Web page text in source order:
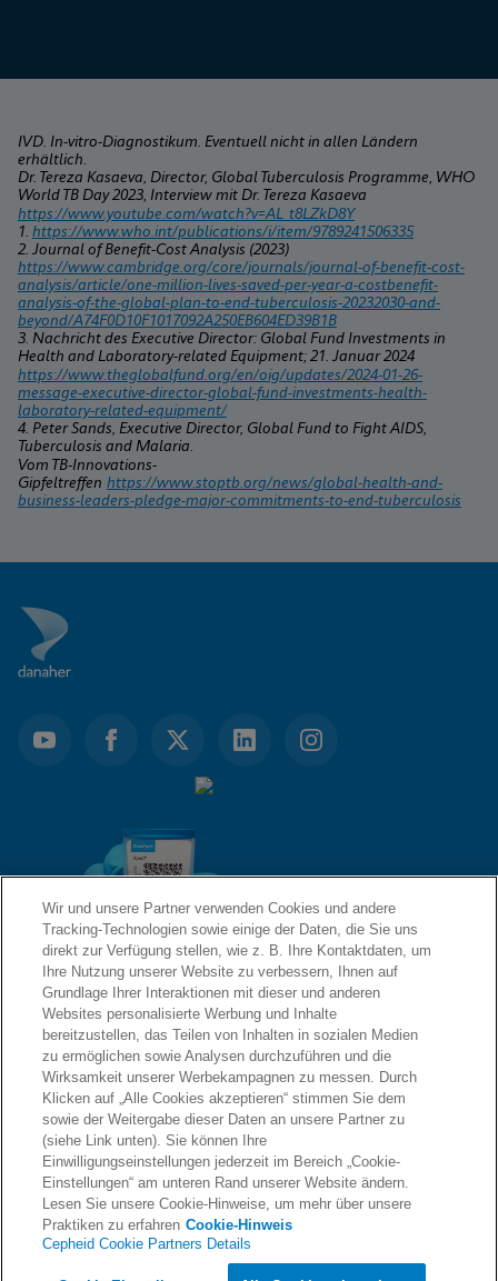
IVD. In-vitro-Diagnostikum. Eventuell nicht in allen Ländern
erhältlich.
Dr. Tereza Kasaeva, Director, Global Tuberculosis Programme, WHO
World TB Day 2023, Interview mit Dr. Tereza Kasaeva
https://www.youtube.com/watch?v=AL_t8LZkD8Y
1. https://www.who.int/publications/i/item/9789241506335
https://www.cambridge.org/core/journals/journal-of-benefit-cost-
analysis/article/one-million-lives-saved-per-year-a-costbenefit-
analysis-of-the-global-plan-to-end-tuberculosis-20232030-and-
beyond/A74F0D10F1017092A250EB604ED39B1B
3. Nachricht des Executive Director: Global Fund Investments in
Health and Laboratory-related Equipment; 21. Januar 2024
https://www.theglobalfund.org/en/oig/updates/2024-01-26-
message-executive-director-global-fund-investments-health-
laboratory-related-equipment/
4. Peter Sands, Executive Director, Global Fund to Fight AIDS,
Tuberculosis and Malaria.
Vom TB-Innovations-
Gipfeltreffen https://www.stoptb.org/news/global-health-and-
business-leaders-pledge-major-commitments-to-end-tuberculosis
QUICK LINKS
Über uns
Karriere
Kontaktaufnahme
RECHTSWESEN
Datenschutz
ÜBEREINSTIMMUNG
Wir und unsere Partner verwenden Cookies und andere
Tracking-Technologien sowie einige der Daten, die Sie uns
direkt zur Verfügung stellen, wie z. B. Ihre Kontaktdaten, um
Ihre Nutzung unserer Website zu verbessern, Ihnen auf
Grundlage Ihrer Interaktionen mit dieser und anderen
Websites personalisierte Werbung und Inhalte
bereitzustellen, das Teilen von Inhalten in sozialen Medien
zu ermöglichen sowie Analysen durchzuführen und die
Wirksamkeit unserer Werbekampagnen zu messen. Durch
Klicken auf „Alle Cookies akzeptieren“ stimmen Sie dem
sowie der Weitergabe dieser Daten an unsere Partner zu
(siehe Link unten). Sie können Ihre
Einwilligungseinstellungen jederzeit im Bereich „Cookie-
Einstellungen“ am unteren Rand unserer Website ändern.
Lesen Sie unsere Cookie-Hinweise, um mehr über unsere
Praktiken zu erfahren Cookie-Hinweis
Cepheid Cookie Partners Details